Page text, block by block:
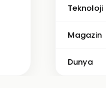
Teknoloji
Magazin
Dunya